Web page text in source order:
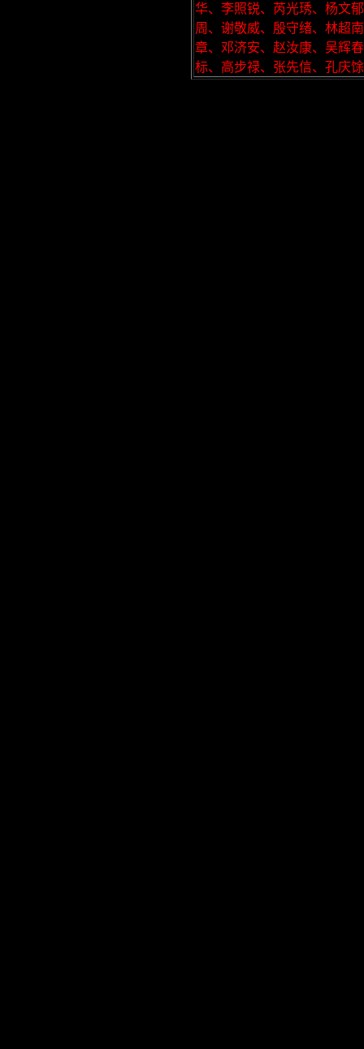
华、李照锐、芮光琇、杨文
周、谢敬威、殷守绪、林超
章、邓济安、赵汝康、吴辉
标、高步禄、张先信、孔庆